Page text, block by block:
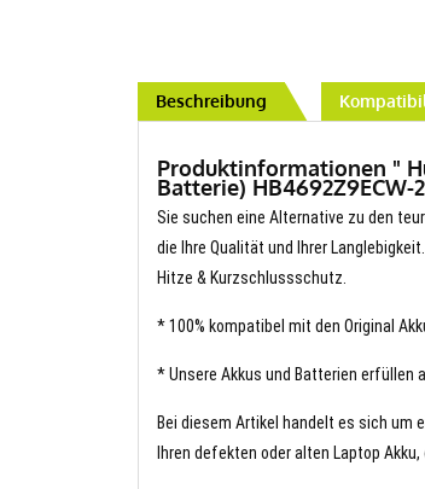
Beschreibung
Produktinformationen "
Batterie) HB4692Z9ECW-
Sie suchen eine Alternative zu den
die Ihre Qualität und Ihrer
Hitze & Kurzschlussschutz.
* 100% kompatibel mit den Original
* Unsere Akkus und Batterien erfüllen
Bei diesem Artikel handelt es sich um
Ihren defekten oder alten Laptop